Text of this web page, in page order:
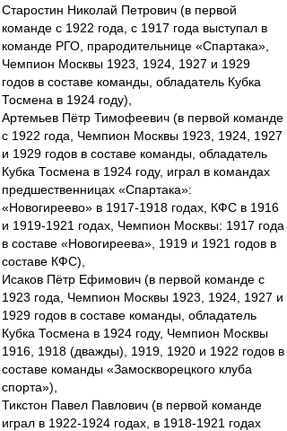
Старостин Николай Петрович (в первой
команде с 1922 года, с 1917 года выступал в
команде РГО, прародительнице «Спартака»,
Чемпион Москвы 1923, 1924, 1927 и 1929
годов в составе команды, обладатель Кубка
Тосмена в 1924 году),
Артемьев Пётр Тимофеевич (в первой команде
с 1922 года, Чемпион Москвы 1923, 1924, 1927
и 1929 годов в составе команды, обладатель
Кубка Тосмена в 1924 году, играл в командах
предшественницах «Спартака»:
«Новогиреево» в 1917-1918 годах, КФС в 1916
и 1919-1921 годах, Чемпион Москвы: 1917 года
в составе «Новогиреева», 1919 и 1921 годов в
составе КФС),
Исаков Пётр Ефимович (в первой команде с
1923 года, Чемпион Москвы 1923, 1924, 1927 и
1929 годов в составе команды, обладатель
Кубка Тосмена в 1924 году, Чемпион Москвы
1916, 1918 (дважды), 1919, 1920 и 1922 годов в
составе команды «Замоскворецкого клуба
спорта»),
Тикстон Павел Павлович (в первой команде
играл в 1922-1924 годах, в 1918-1921 годах